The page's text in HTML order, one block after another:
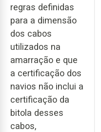
regras definidas
para a dimensão
dos cabos
utilizados na
amarração e que
a certificação dos
navios não inclui a
certificação da
bitola desses
cabos,